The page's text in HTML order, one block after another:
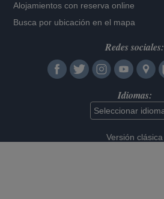
Alojamientos con reserva online
Busca por ubicación en el mapa
Redes sociales:
Idiomas:
Versión clásica